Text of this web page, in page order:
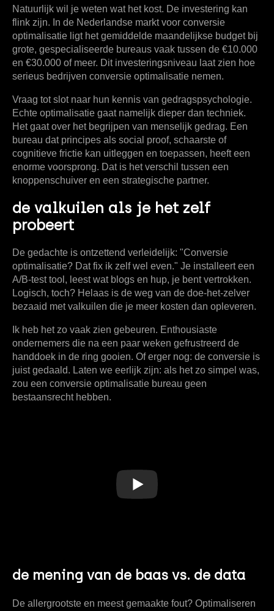
Natuurlijk wil je weten wat het kost. De investering kan
flink zijn. In de Nederlandse markt voor conversie
optimalisatie ligt het gemiddelde maandelijkse budget bij
grote, gespecialiseerde bureaus vaak tussen de €10.000
en €30.000 of meer. Dit investeringsniveau laat zien hoe
serieus bedrijven conversie optimalisatie nemen.
Vraag tot slot naar hun kennis van gedragspsychologie.
Echte optimalisatie gaat namelijk dieper dan techniek.
Het gaat over het begrijpen van menselijk gedrag. Een
bureau dat principes als social proof, schaarste of
cognitieve frictie kan uitleggen en toepassen, heeft een
enorme voorsprong. Dat is het verschil tussen een
knoppenschuiver en een strategische partner.
de valkuilen als je het zelf
probeert
De gedachte is ontzettend verleidelijk: "Conversie
optimalisatie? Dat fix ik zelf wel even." Je installeert een
A/B-test tool, leest wat blogs en hup, je bent vertrokken.
Logisch, toch? Helaas is de weg van de doe-het-zelver
bezaaid met valkuilen die je meer kosten dan opleveren.
Ik heb het zo vaak zien gebeuren. Enthousiaste
ondernemers die na een paar weken gefrustreerd de
handdoek in de ring gooien. Of erger nog: de conversie is
juist gedaald. Laten we eerlijk zijn: als het zo simpel was,
zou een conversie optimalisatie bureau geen
bestaansrecht hebben.
de mening van de baas vs. de data
De allergrootste en meest gemaakte fout? Optimaliseren